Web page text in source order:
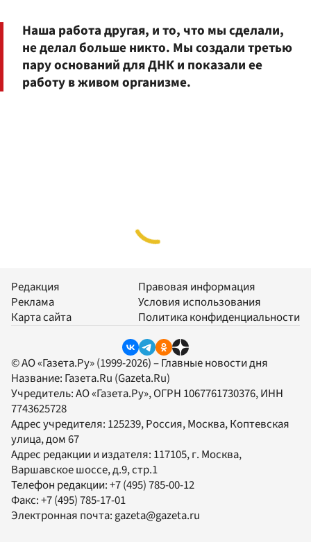
Наша работа другая, и то, что мы сделали,
не делал больше никто. Мы создали третью
пару оснований для ДНК и показали ее
работу в живом организме.
Редакция
Реклама
Карта сайта
Правовая информация
Условия использования
Политика конфиденциальности
© АО «Газета.Ру» (1999-2026) – Главные новости дня
Название: Газета.Ru (Gazeta.Ru)
Учредитель:АО «Газета.Ру», ОГРН 1067761730376, ИНН
7743625728
Адрес учредителя: 125239, Россия, Москва, Коптевская
улица, дом 67
Адрес редакции и издателя: 117105, г. Москва,
Варшавское шоссе, д.9, стр.1
Телефон редакции:+7 (495) 785-00-12
Факс:+7 (495) 785-17-01
Электронная почта:gazeta@gazeta.ru